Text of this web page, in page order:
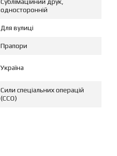
односторонній
Для вулиці
Прапори
Україна
Сили спеціальних операцій
(ССО)